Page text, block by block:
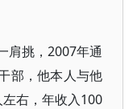
肩挑，2007年通
部，他本人与他
右，年收入100